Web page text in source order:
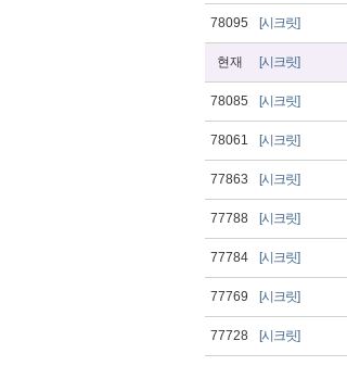
78095 [시크릿]
현재 [시크릿]
78085 [시크릿]
78061 [시크릿]
77863 [시크릿]
77788 [시크릿]
77784 [시크릿]
77769 [시크릿]
77728 [시크릿]